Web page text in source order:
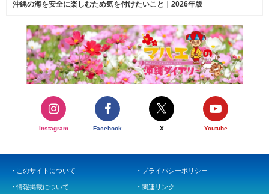
沖縄の海を安全に楽しむため気を付けたいこと｜2026年版
Instagram Facebook X Youtube
このサイトについて プライバシーポリシー
情報掲載について 関連リンク